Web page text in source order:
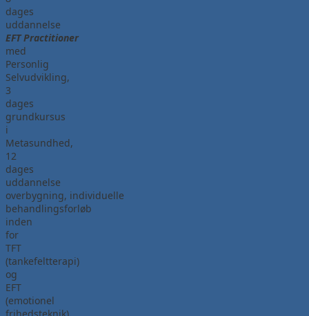
dages
uddannelse
EFT Practitioner
med
Personlig
Selvudvikling,
3
dages
grundkursus
i
Metasundhed,
12
dages
uddannelse
overbygning, individuelle
behandlingsforløb
inden
for
TFT
(tankefeltterapi)
og
EFT
(emotionel